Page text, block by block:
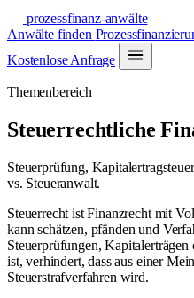
prozessfinanz-anwälte
Anwälte finden
Kostenlose Anfrage
Themenbereich
Steuerrechtliche
Steuerprüfung,
vs. Steueranwalt.
Steuerrecht ist Finanzrecht mit
kann schätzen, pfänden und
Steuerprüfungen, Kapitalerträgen
ist, verhindert, dass aus einer
Steuerstrafverfahren wird.